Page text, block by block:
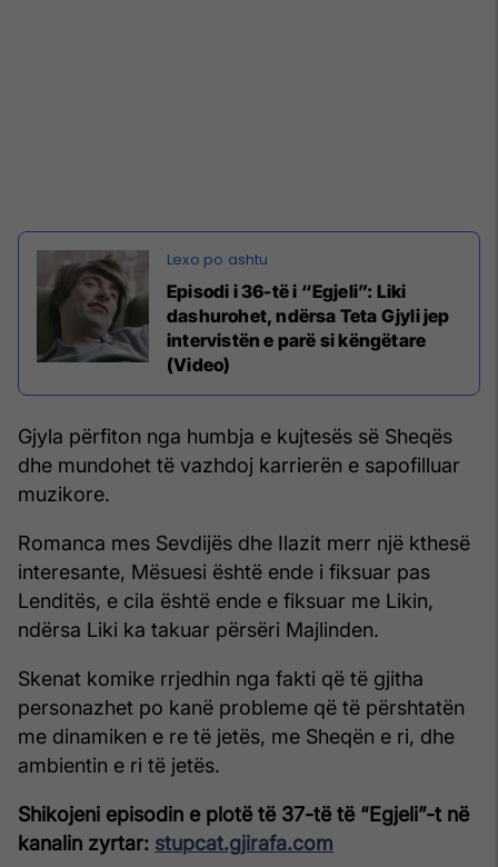
Episodi i 36-të i “Egjeli”: Liki
dashurohet, ndërsa Teta Gjyli jep
intervistën e parë si këngëtare
(Video)
Gjyla përfiton nga humbja e kujtesës së Sheqës
dhe mundohet të vazhdoj karrierën e sapofilluar
muzikore.
Romanca mes Sevdijës dhe Ilazit merr një kthesë
interesante, Mësuesi është ende i fiksuar pas
Lenditës, e cila është ende e fiksuar me Likin,
ndërsa Liki ka takuar përsëri Majlinden.
Skenat komike rrjedhin nga fakti që të gjitha
personazhet po kanë probleme që të përshtatën
me dinamiken e re të jetës, me Sheqën e ri, dhe
ambientin e ri të jetës.
Shikojeni episodin e plotë të 37-të të “Egjeli”-t në
kanalin zyrtar: stupcat.gjirafa.com